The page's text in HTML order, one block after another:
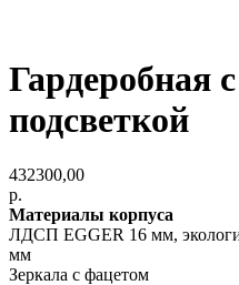
Гардеробная
подсветкой
432300,00
р.
Материалы корпуса
ЛДСП EGGER 16 мм,
мм
Зеркала с фацетом